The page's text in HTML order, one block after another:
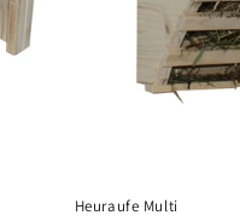
Heuraufe Multi